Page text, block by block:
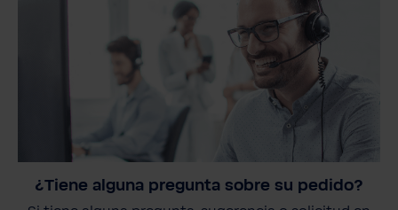
¿Tiene alguna pregunta sobre su pedido?